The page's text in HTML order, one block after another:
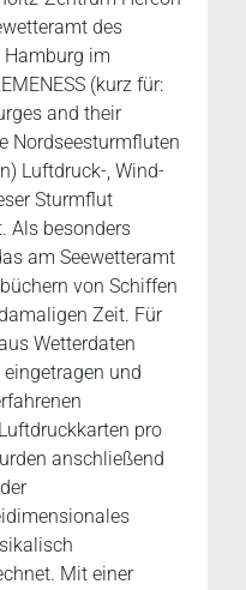
des
Hamburg im
(kurz für:
and their
Nordseesturmfluten
Luftdruck-, Wind-
Sturmflut
Als besonders
am Seewetteramt
von Schiffen
Zeit. Für
Wetterdaten
und
pro
anschließend
Mit einer